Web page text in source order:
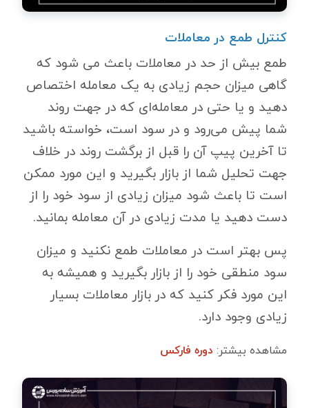
کنترل طمع در معاملات
طمع بیش از حد در معاملات باعث می شود که
گاهی میزان حجم زیادی به یک معامله اختصاص
دهید و یا حتی در معامله‌ای که در جهت روند
شما پیش می‌رود و در سود است، خواسته باشید
تا آخرین پیپ آن را قبل از برگشت روند در خلاف
جهت تحلیل شما از بازار بگیرید و این مورد ممکن
است تا باعث شود میزان زیادی از سود خود را از
دست دهید یا مدت زیادی در آن معامله بمانید.
پس بهتر است در معاملات طمع نکنید و میزان
سود منطقی خود را از بازار بگیرید و همیشه به
این مورد فکر کنید که در بازار معاملات بسیار
زیادی وجود دارد.
مشاهده بیشتر: دوره فارکس